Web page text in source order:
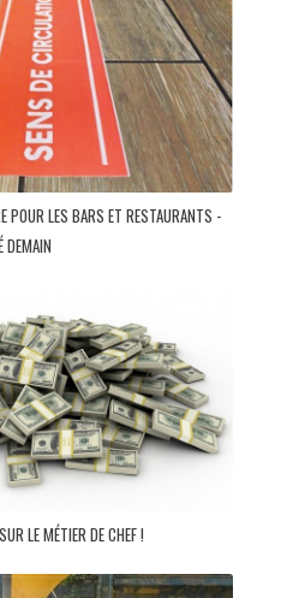
POUR LES BARS ET RESTAURANTS -
DEMAIN
LE MÉTIER DE CHEF !